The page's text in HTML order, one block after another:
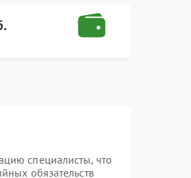
специалисты, что
обязательств